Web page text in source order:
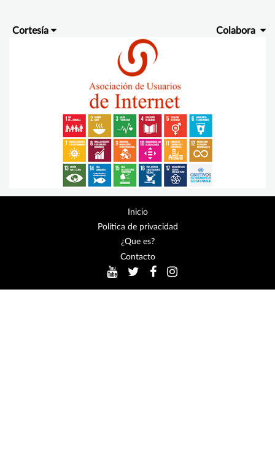
Cortesía Colabora
Inicio
Política de privacidad
¿Que es?
Contacto